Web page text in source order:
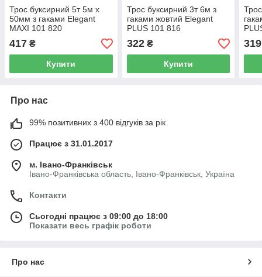
Трос буксирний 5т 5м х
50мм з гаками Elegant
MAXI 101 820
417 ₴
Купити
Трос буксирний 3т 6м з
гаками жовтий Elegant
PLUS 101 816
322₴
Купити
319
Про нас
99% позитивних з 400 відгуків за рік
Працює з 31.01.2017
м. Івано-Франківськ
Івано-Франківська область, Івано-Франківськ, Україна
Контакти
Сьогодні працює з 09:00 до 18:00
Показати весь графік роботи
Про нас